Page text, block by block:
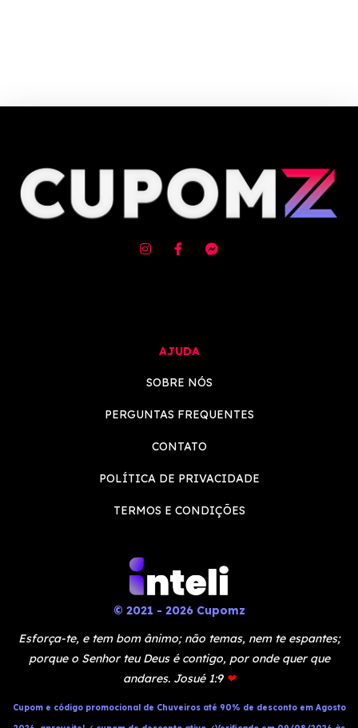
AJUDA
SOBRE NÓS
PERGUNTAS FREQUENTES
CONTATO
POLÍTICA DE PRIVACIDADE
TERMOS E CONDIÇÕES
© 2021 - 2026 Cupomz
Esforça-te, e tem bom ânimo; não temas, nem te espantes;
porque o Senhor teu Deus é contigo, por onde quer que
andares. Josué 1:9 ❤
Cupom e código promocional de Chuveiros até 90% de desconto em Agosto